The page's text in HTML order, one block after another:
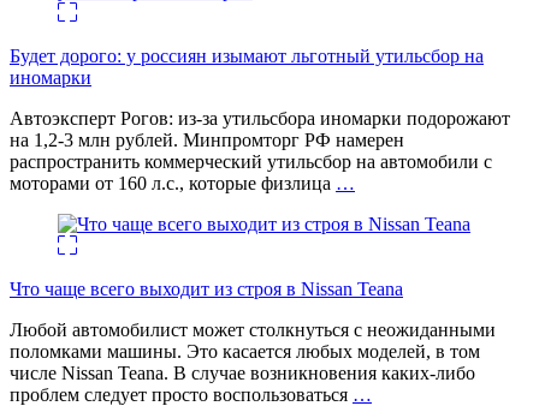
Будет дорого: у россиян изымают льготный утильсбор на
иномарки
Автоэксперт Рогов: из-за утильсбора иномарки подорожают
на 1,2-3 млн рублей. Минпромторг РФ намерен
распространить коммерческий утильсбор на автомобили с
моторами от 160 л.с., которые физлица …
Что чаще всего выходит из строя в Nissan Teana
Любой автомобилист может столкнуться с неожиданными
поломками машины. Это касается любых моделей, в том
числе Nissan Teana. В случае возникновения каких-либо
проблем следует просто воспользоваться …